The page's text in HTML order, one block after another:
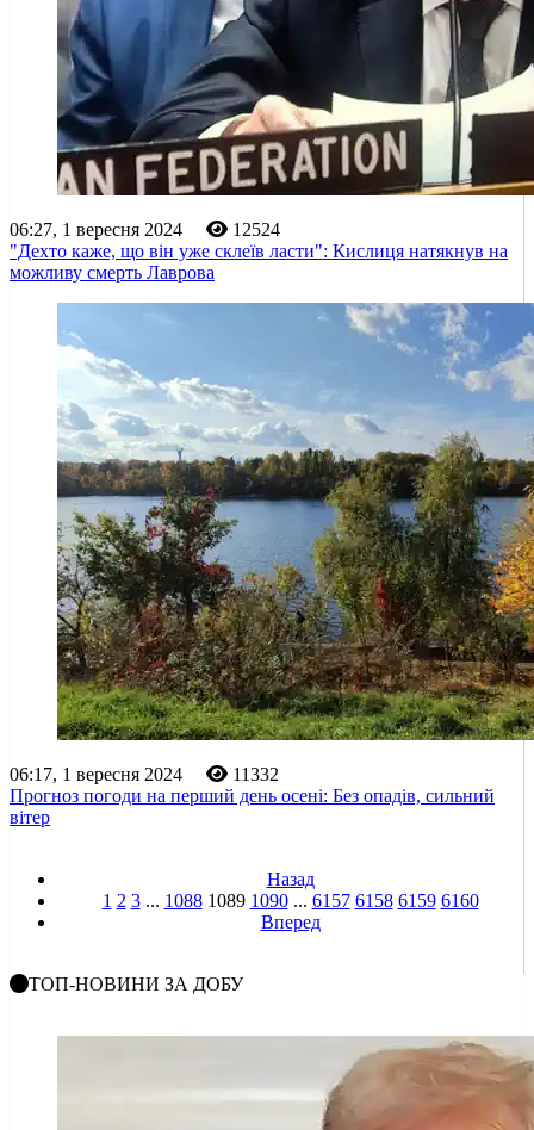
06:27, 1 вересня 2024
12524
"Дехто каже, що він уже склеїв ласти": Кислиця натякнув на
можливу смерть Лаврова
06:17, 1 вересня 2024
11332
Прогноз погоди на перший день осені: Без опадів, сильний
вітер
Назад
1 2 3 ... 1088 1089 1090 ... 6157 6158 6159 6160
Вперед
ТОП-НОВИНИ ЗА ДОБУ